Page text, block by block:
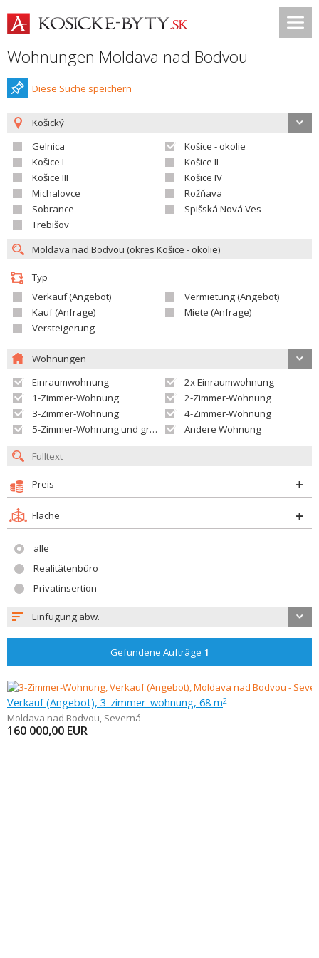
Wohnungen Moldava nad Bodvou
Diese Suche speichern
Košický
Gelnica
Košice - okolie
Košice I
Košice II
Košice III
Košice IV
Michalovce
Rožňava
Sobrance
Spišská Nová Ves
Trebišov
Typ
Verkauf (Angebot)
Vermietung (Angebot)
Kauf (Anfrage)
Miete (Anfrage)
Versteigerung
Wohnungen
Einraumwohnung
2x Einraumwohnung
1-Zimmer-Wohnung
2-Zimmer-Wohnung
3-Zimmer-Wohnung
4-Zimmer-Wohnung
5-Zimmer-Wohnung und größer
Andere Wohnung
Preis
Fläche
alle
Realitätenbüro
Privatinsertion
Einfügung abw.
Gefundene Aufträge 1
Verkauf (Angebot), 3-zimmer-wohnung, 68 m2
Moldava nad Bodvou, Severná
160 000,00 EUR